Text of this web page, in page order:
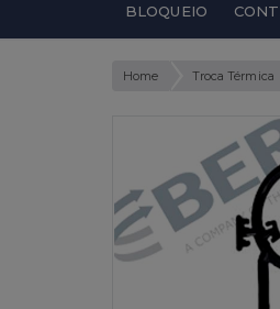
BLOQUEIO
Home Troca Térmica